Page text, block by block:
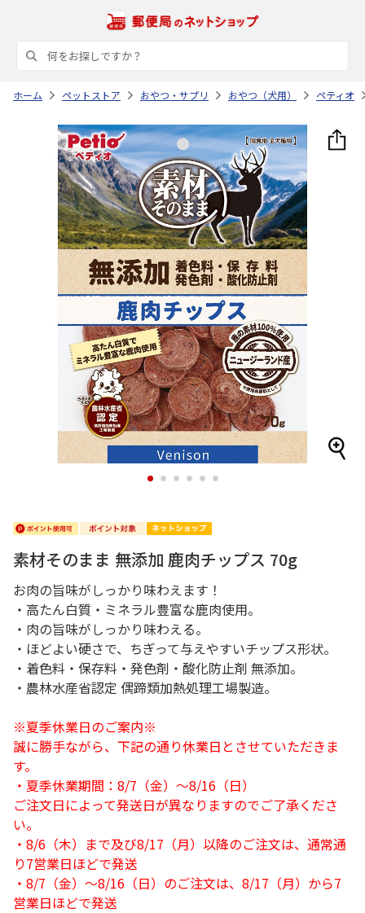
ホーム ペットストア おやつ・サプリ おやつ（犬用） ペティオ
1 2 3 4 5 6
素材そのまま 無添加 鹿肉チップス 70g
お肉の旨味がしっかり味わえます！
・高たん白質・ミネラル豊富な鹿肉使用。
・肉の旨味がしっかり味わえる。
・ほどよい硬さで、ちぎって与えやすいチップス形状。
・着色料・保存料・発色剤・酸化防止剤 無添加。
・農林水産省認定 偶蹄類加熱処理工場製造。
※夏季休業日のご案内※
誠に勝手ながら、下記の通り休業日とさせていただきま
す。
・夏季休業期間：8/7（金）～8/16（日）
ご注文日によって発送日が異なりますのでご了承くださ
い。
・8/6（木）まで及び8/17（月）以降のご注文は、通常通
り7営業日ほどで発送
・8/7（金）～8/16（日）のご注文は、8/17（月）から7
営業日ほどで発送